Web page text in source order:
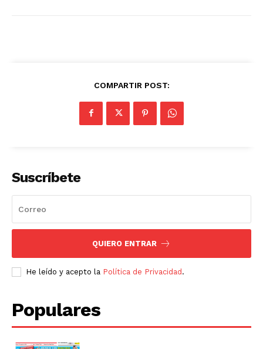
COMPARTIR POST:
Suscríbete
QUIERO ENTRAR
He leído y acepto la Política de Privacidad .
Populares